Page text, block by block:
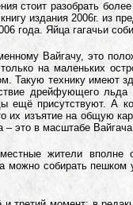
стоит разобрать
издания 2006г. из
года. Яйца гагачьи
Вайгачу, это
только на маленьких
Такую технику имеют
дрейфующего
ещё присутствуют. А
их изъятие на общую
– это в масштабе
местные жители
можно собирать